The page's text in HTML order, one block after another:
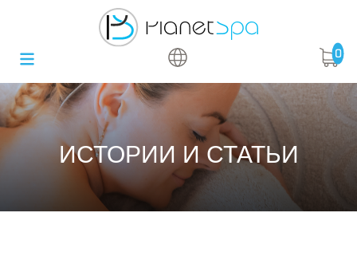
0
ИСТОРИИ И СТАТЬИ